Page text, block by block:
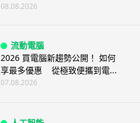
08.08.2026
流動電腦
2026 買電腦新趨勢公開！ 如何
享最多優惠 從極致便攜到電...
07.08.2026